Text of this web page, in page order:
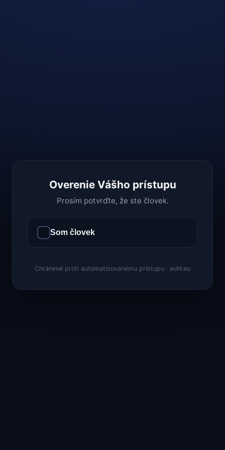
Overenie Vášho prístupu
Prosím potvrďte, že ste človek.
Som človek
Chránené proti automatizovanému prístupu · euhl.eu